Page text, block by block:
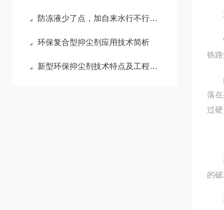
防冻液少了点，加自来水行不行？我心里一直犯嘀咕
环保复合型抑尘剂应用技术简析
新型环保抑尘剂技术特点及工程应用优势
3.
铁
铁
由
落
过
1
2
的
3